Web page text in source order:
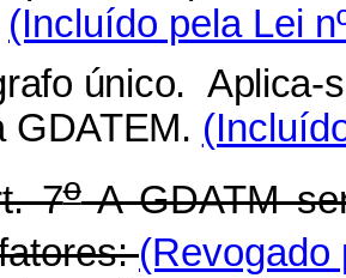
(Incluído pela Lei
único. Aplica-se
GDATEM.
7oA GDATM
(Revogado